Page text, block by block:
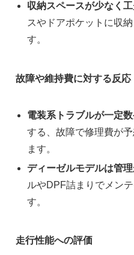
収納スペースが少なく
スやドアポケットに収
す。
故障や維持費に対する反応
電装系トラブルが一定
する、故障で修理費が
ます。
ディーゼルモデルは管
ルやDPF詰まりでメン
す。
走行性能への評価